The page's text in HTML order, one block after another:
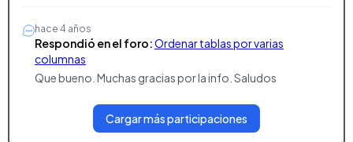
hace 4 años
Respondió en el foro:Ordenar tablas por varias
columnas
Que bueno. Muchas gracias por la info. Saludos
Cargar más participaciones